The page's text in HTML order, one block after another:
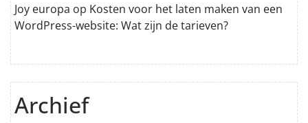
Joy europa op Kosten voor het laten maken van een
WordPress-website: Wat zijn de tarieven?
Archief